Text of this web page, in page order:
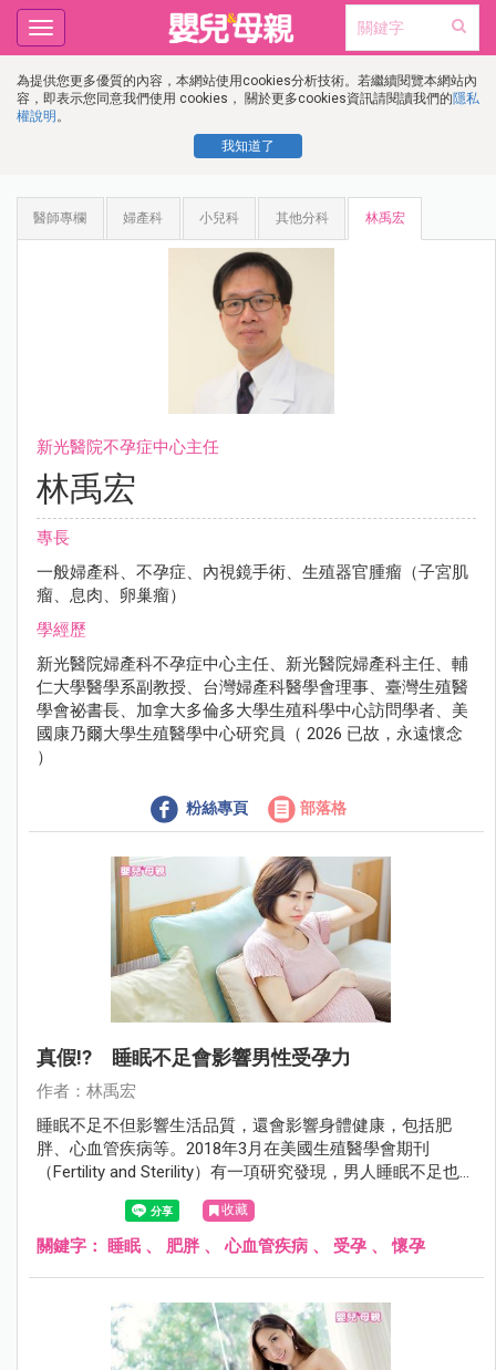
為提供您更多優質的內容，本網站使用cookies分析技術。若繼續閱覽本網站內
容，即表示您同意我們使用 cookies， 關於更多cookies資訊請閱讀我們的隱私
權說明 。
我知道了
Toggle
navigation
醫師專欄 婦產科 小兒科 其他分科 林禹宏
新光醫院不孕症中心主任
林禹宏
專長
一般婦產科、不孕症、內視鏡手術、生殖器官腫瘤（子宮肌
瘤、息肉、卵巢瘤）
學經歷
新光醫院婦產科不孕症中心主任、新光醫院婦產科主任、輔
仁大學醫學系副教授、台灣婦產科醫學會理事、臺灣生殖醫
學會祕書長、加拿大多倫多大學生殖科學中心訪問學者、美
國康乃爾大學生殖醫學中心研究員（ 2026 已故，永遠懷念
）
粉絲專頁 部落格
真假!? 睡眠不足會影響男性受孕力
作者：林禹宏
睡眠不足不但影響生活品質，還會影響身體健康，包括肥
胖、心血管疾病等。2018年3月在美國生殖醫學會期刊
（Fertility and Sterility）有一項研究發現，男人睡眠不足也會
影響受孕能力。
收藏
關鍵字： 睡眠、 肥胖、心血管疾病 、 受孕 、懷孕